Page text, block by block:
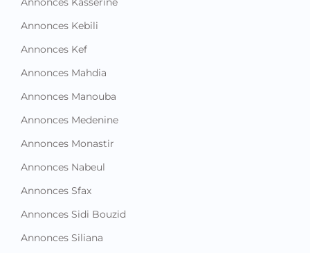
Annonces Kebili
Annonces Kef
Annonces Mahdia
Annonces Manouba
Annonces Medenine
Annonces Monastir
Annonces Nabeul
Annonces Sfax
Annonces Sidi Bouzid
Annonces Siliana